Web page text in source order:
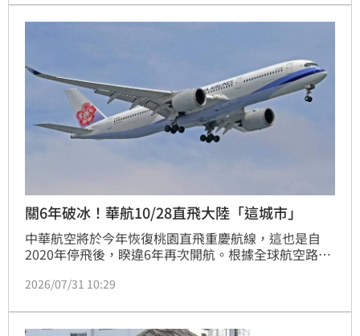
斤講話之前可不可以先確認一些資料啊？」
關6年破冰！華航10/28直飛大陸「這城市」
中華航空將於今年恢復桃園直飛重慶航線，這也是自
2020年停飛後，睽違6年再次開航。根據全球航空路線
預計自10月28日起恢復桃園－重慶定期航班，每週飛
線。
2026/07/31 10:29